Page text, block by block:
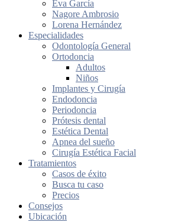
Eva García
Nagore Ambrosio
Lorena Hernández
Especialidades
Odontología General
Ortodoncia
Adultos
Niños
Implantes y Cirugía
Endodoncia
Periodoncia
Prótesis dental
Estética Dental
Apnea del sueño
Cirugía Estética Facial
Tratamientos
Casos de éxito
Busca tu caso
Precios
Consejos
Ubicación